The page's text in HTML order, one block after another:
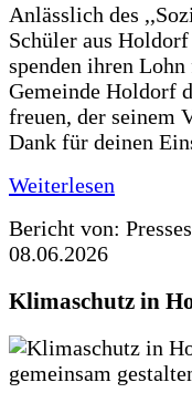
Anlässlich des
Schüler aus
spenden ihren
Gemeinde Holdorf
freuen, der seinem
Dank für deinen
Weiterlesen
Bericht von:
08.06.2026
Klimaschutz in